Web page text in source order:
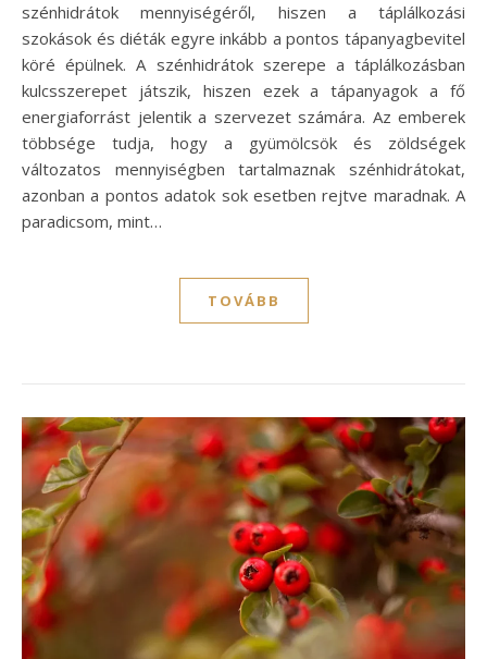
szénhidrátok mennyiségéről, hiszen a táplálkozási
szokások és diéták egyre inkább a pontos tápanyagbevitel
köré épülnek. A szénhidrátok szerepe a táplálkozásban
kulcsszerepet játszik, hiszen ezek a tápanyagok a fő
energiaforrást jelentik a szervezet számára. Az emberek
többsége tudja, hogy a gyümölcsök és zöldségek
változatos mennyiségben tartalmaznak szénhidrátokat,
azonban a pontos adatok sok esetben rejtve maradnak. A
paradicsom, mint…
TOVÁBB